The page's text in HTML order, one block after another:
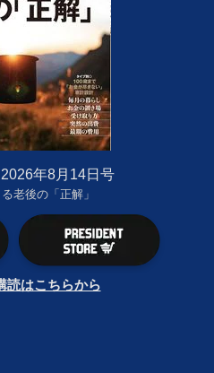
年8月14日号
老後の「正解」
読はこちらから